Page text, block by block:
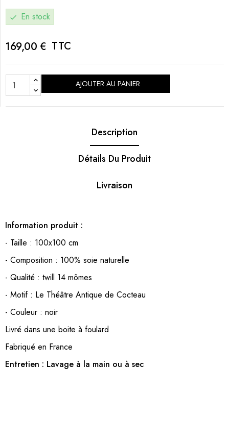
check En stock
169,00 € TTC
AJOUTER AU PANIER
Description
Détails Du Produit
Livraison
Information produit :
- Taille : 100x100 cm
- Composition : 100% soie naturelle
- Qualité : twill 14 mômes
- Motif : Le Théâtre Antique de Cocteau
- Couleur : noir
Livré dans une boite à foulard
Fabriqué en France
Entretien : Lavage à la main ou à sec